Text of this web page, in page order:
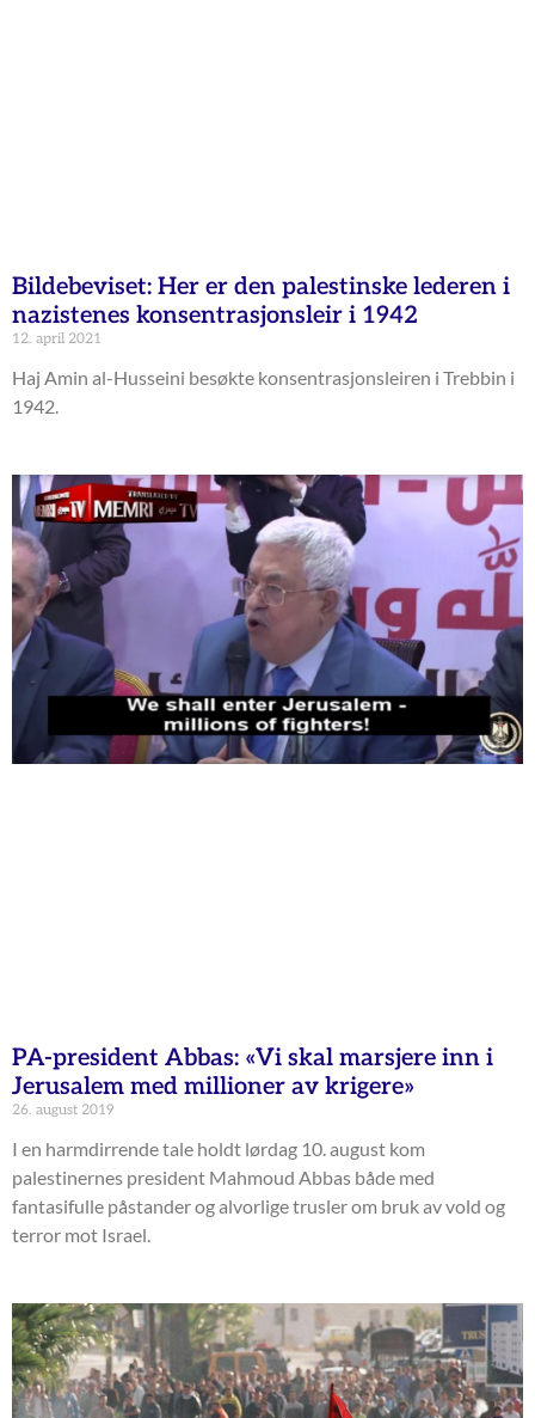
Bildebeviset: Her er den palestinske lederen i
nazistenes konsentrasjonsleir i 1942
12. april 2021
Haj Amin al-Husseini besøkte konsentrasjonsleiren i Trebbin i
1942.
PA-president Abbas: «Vi skal marsjere inn i
Jerusalem med millioner av krigere»
26. august 2019
I en harmdirrende tale holdt lørdag 10. august kom
palestinernes president Mahmoud Abbas både med
fantasifulle påstander og alvorlige trusler om bruk av vold og
terror mot Israel.